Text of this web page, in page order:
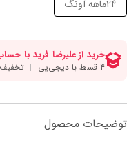
24ماهه آونگ
توضیحات محصول